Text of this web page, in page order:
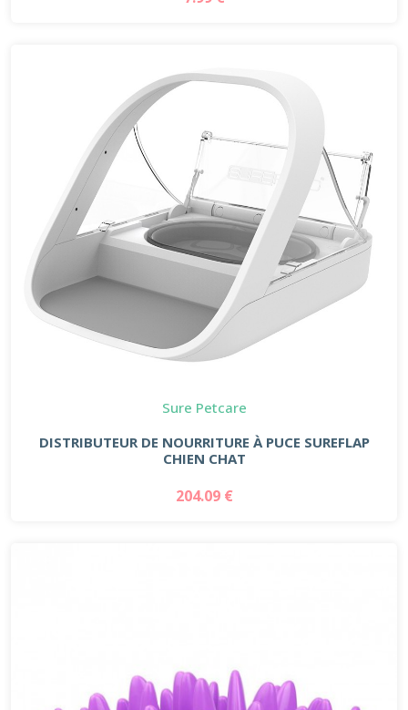
Sure Petcare
DISTRIBUTEUR DE NOURRITURE À PUCE SUREFLAP
CHIEN CHAT
204.09 €